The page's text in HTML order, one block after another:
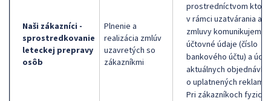
Naši zákazníci -
sprostredkovanie
leteckej prepravy
osôb
Plnenie a
realizácia zmlúv
uzavretých so
zákazníkmi
prostredníctvom
v rámci uzatvárania a
zmluvy komunikujeme,
účtovné údaje (číslo
bankového účtu) a
aktuálnych
o uplatnených
Pri zákazníkoch